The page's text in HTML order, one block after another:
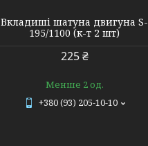
Вкладиші шатуна двигуна S-
195/1100 (к-т 2 шт)
225 ₴
Менше 2 од.
+380 (93) 205-10-10